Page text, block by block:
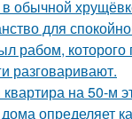
обычной
для
рабом,
разговаривают.
на 50-м
определяет